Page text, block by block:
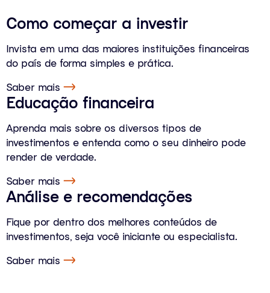
Como começar a investir
Invista em uma das maiores instituições financeiras
do país de forma simples e prática.
Saber mais
Educação financeira
Aprenda mais sobre os diversos tipos de
investimentos e entenda como o seu dinheiro pode
render de verdade.
Saber mais
Análise e recomendações
Fique por dentro dos melhores conteúdos de
investimentos, seja você iniciante ou especialista.
Saber mais